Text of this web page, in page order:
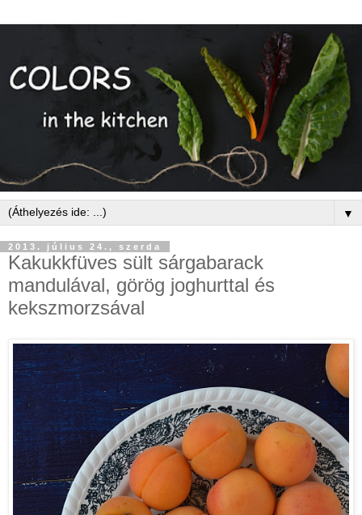
▼
2013. július 24., szerda
Kakukkfüves sült sárgabarack
mandulával, görög joghurttal és
kekszmorzsával